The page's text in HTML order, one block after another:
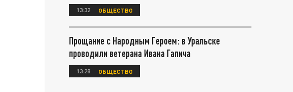
13:32 ОБЩЕСТВО
Прощание с Народным Героем: в Уральске
проводили ветерана Ивана Гапича
13:28 ОБЩЕСТВО